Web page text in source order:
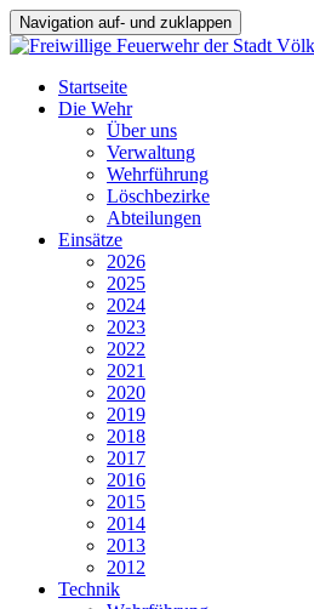
Navigation auf- und zuklappen
Startseite
Die Wehr
Über uns
Verwaltung
Wehrführung
Löschbezirke
Abteilungen
Einsätze
2026
2025
2024
2023
2022
2021
2020
2019
2018
2017
2016
2015
2014
2013
2012
Technik